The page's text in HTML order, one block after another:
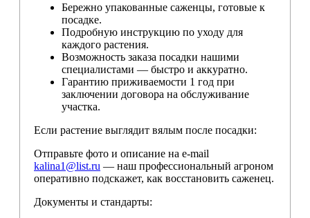
Бережно упакованные саженцы, готовые к
посадке.
Подробную инструкцию по уходу для
каждого растения.
Возможность заказа посадки нашими
специалистами — быстро и аккуратно.
Гарантию приживаемости 1 год при
заключении договора на обслуживание
участка.
Если растение выглядит вялым после посадки:
Отправьте фото и описание на e-mail
kalina1@list.ru — наш профессиональный агроном
оперативно подскажет, как восстановить саженец.
Документы и стандарты: